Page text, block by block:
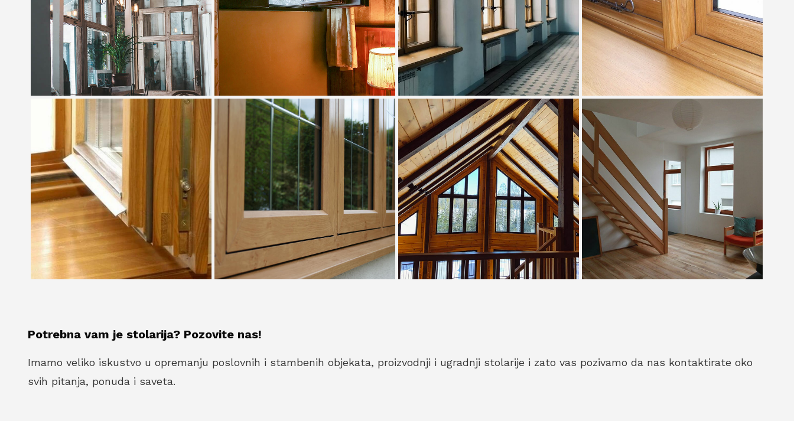
Potrebna vam je stolarija? Pozovite nas!
Imamo veliko iskustvo u opremanju poslovnih i stambenih objekata, proizvodnji i ugradnji stolarije i zato vas pozivamo da nas kontaktirate oko
svih pitanja, ponuda i saveta.